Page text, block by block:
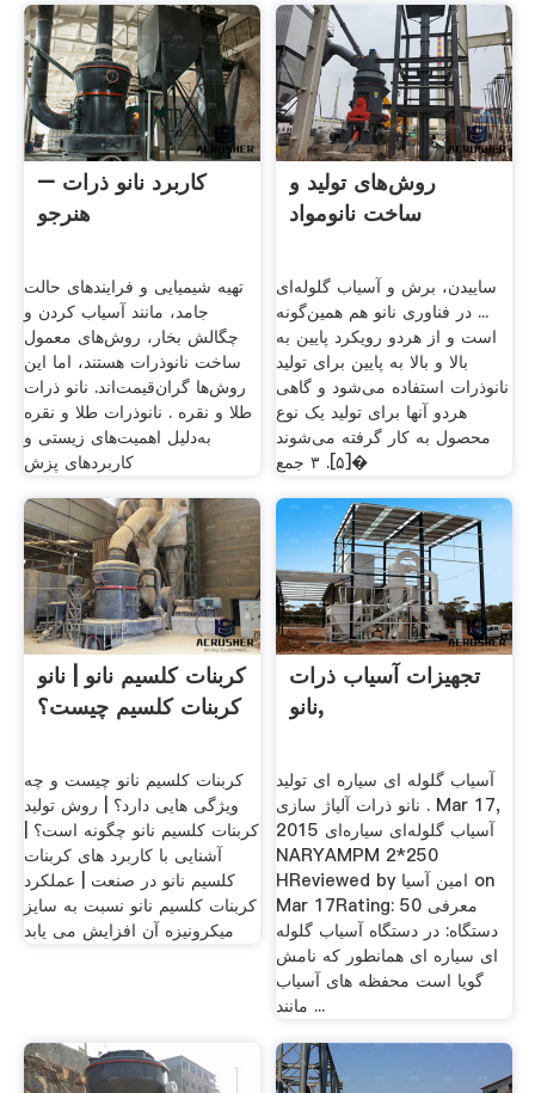
کاربرد نانو ذرات –
هنرجو
تهیه شیمیایی و فرایندهای حالت
جامد، مانند آسیاب کردن و
چگالش بخار، روش‌های معمول
ساخت نانوذرات هستند، اما این
روش‌ها گران‌قیمت‌اند. نانو ذرات
طلا و نقره . نانوذرات طلا و نقره
به‌دلیل اهمیت‌های زیستی و
کاربردهای پزش
روش‌های تولید و
ساخت نانومواد
ساییدن، برش و آسیاب گلوله‌ای
... در فناوری نانو هم همین‌گونه
است و از هردو رویکرد پایین به
بالا و بالا به پایین برای تولید
نانوذرات استفاده می‌شود و گاهی
هردو آنها برای تولید یک نوع
محصول به کار گرفته می‌شوند
[۵]. ۳ جمع�
کربنات کلسیم نانو | نانو
کربنات کلسیم چیست؟
کربنات کلسیم نانو چیست و چه
ویژگی هایی دارد؟ | روش تولید
کربنات کلسیم نانو چگونه است؟ |
آشنایی با کاربرد های کربنات
کلسیم نانو در صنعت | عملکرد
کربنات کلسیم نانو نسبت به سایز
میکرونیزه آن افزایش می یابد
تجهیزات آسیاب ذرات
نانو,
آسیاب گلوله ای سیاره ای تولید
نانو ذرات آلیاژ سازی . Mar 17,
2015 آسیاب گلوله‌ای سیاره‌ای
NARYAMPM 2*250
HReviewed by امین آسیا on
Mar 17Rating: 50 معرفی
دستگاه: در دستگاه آسیاب گلوله
ای سیاره ای همانطور که نامش
گویا است محفظه های آسیاب
مانند ...